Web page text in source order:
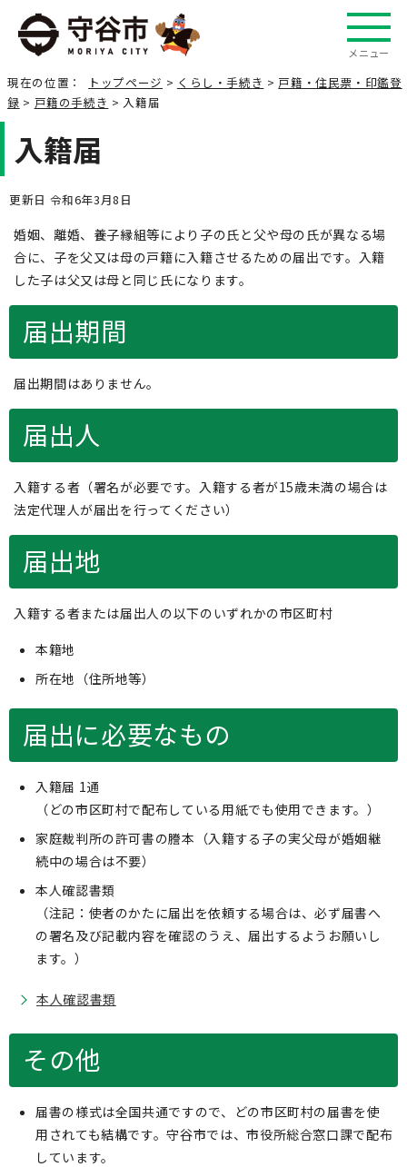
メニュー
現在の位置： トップページ > くらし・手続き > 戸籍・住民票・印鑑登
録 > 戸籍の手続き > 入籍届
入籍届
更新日 令和6年3月8日
婚姻、離婚、養子縁組等により子の氏と父や母の氏が異なる場
合に、子を父又は母の戸籍に入籍させるための届出です。入籍
した子は父又は母と同じ氏になります。
届出期間
届出期間はありません。
届出人
入籍する者（署名が必要です。入籍する者が15歳未満の場合は
法定代理人が届出を行ってください）
届出地
入籍する者または届出人の以下のいずれかの市区町村
本籍地
所在地（住所地等）
届出に必要なもの
入籍届 1通
（どの市区町村で配布している用紙でも使用できます。）
家庭裁判所の許可書の謄本（入籍する子の実父母が婚姻継
続中の場合は不要）
本人確認書類
（注記：使者のかたに届出を依頼する場合は、必ず届書へ
の署名及び記載内容を確認のうえ、届出するようお願いし
ます。）
本人確認書類
その他
届書の様式は全国共通ですので、どの市区町村の届書を使
用されても結構です。守谷市では、市役所総合窓口課で配布
しています。